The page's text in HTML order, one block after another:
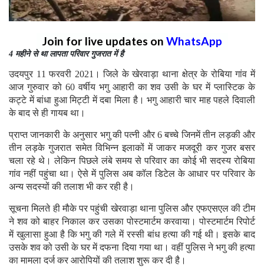
Join for live updates on WhatsApp
4 महीने से था लापता परिवार गुजरात में है
उदयपुर 11 फरवरी 2021। जिले के खेरवाड़ा थाना क्षेत्र के रोबिया गांव में
आज गुरुवार को 60 वर्षीय भगु आहारी का शव उसी के घर में प्लास्टिक के
कट्टे में बांधा हुआ मिट्टी में दबा मिला है। भगु आहारी चार माह पहले दिवाली
के बाद से ही गायब था।
प्राप्त जानकारी के अनुसार भगु की पत्नी और 6 बच्चे जिनमें तीन लड़की और
तीन लड़के गुजरात समेत विभिन्न इलाकों में जाकर मजदूरी कर गुजर बसर
चला रहे थे। लेकिन पिछले लंबे समय से परिवार का कोई भी सदस्य रोबिया
गांव नहीं पहुंचा था। ऐसे में पुलिस अब कॉल डिटेल के आधार पर परिवार के
अन्य सदस्यों की तलाश भी कर रही है।
सूचना मिलते ही मौके पर पहुंची खेरवाड़ा थाना पुलिस और एफएसएल की टीम
ने शव को बाहर निकाल कर उसका पोस्टमार्टम करवाया। पोस्टमार्टम रिपोर्ट
में खुलासा हुआ है कि भगु की गले में रस्सी बांध हत्या की गई थी। इसके बाद
उसके शव को उसी के घर में दफना दिया गया था। वहीं पुलिस ने भगु की हत्या
का मामला दर्ज कर आरोपियों की तलाश शुरू कर दी है।